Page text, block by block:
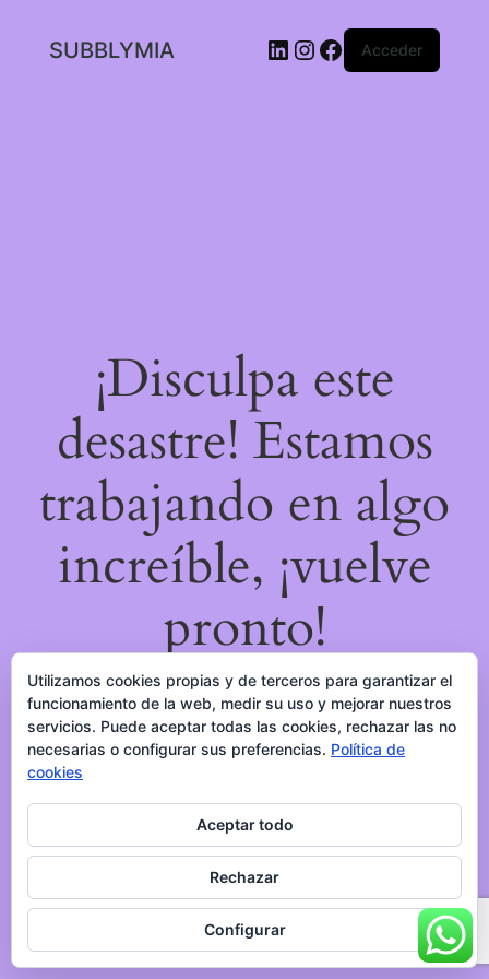
SUBBLYMIA LinkedIn
Instagram
Facebook
Acceder
¡Disculpa este
desastre! Estamos
trabajando en algo
increíble, ¡vuelve
pronto!
Utilizamos cookies propias y de terceros para garantizar el
funcionamiento de la web, medir su uso y mejorar nuestros
servicios. Puede aceptar todas las cookies, rechazar las no
necesarias o configurar sus preferencias. Política de
cookies
Aceptar todo
Rechazar
Configurar